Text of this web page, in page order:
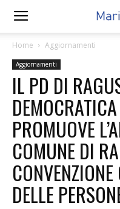
Home Aggiornamenti
Aggiornamenti
IL PD DI
PROMUOVE
COMUNE DI
DELLE